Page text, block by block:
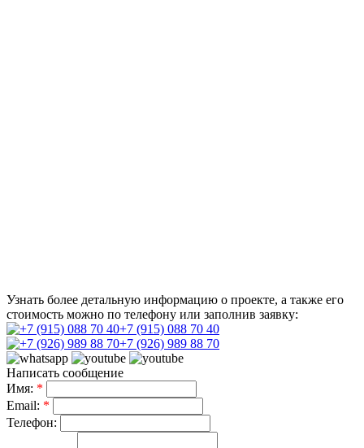
Узнать более детальную информацию о проекте, а также его
стоимость можно по телефону или заполнив заявку:
+7 (915) 088 70 40
+7 (926) 989 88 70
Написать сообщение
Имя: *
Email: *
Телефон: